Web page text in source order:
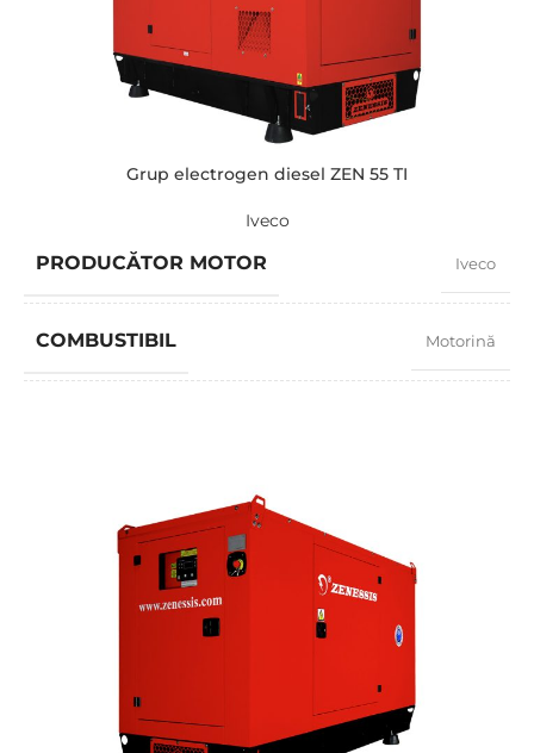
Grup electrogen diesel ZEN 55 TI
Iveco
PRODUCĂTOR MOTOR Iveco
COMBUSTIBIL Motorină
AMPERAJ
PUTERE (KVA)